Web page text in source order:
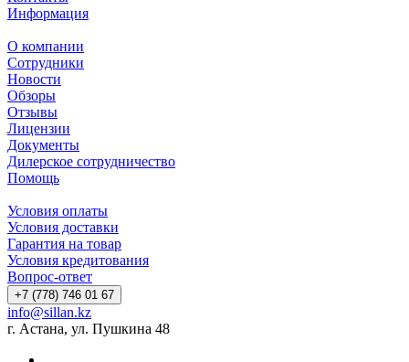
Информация
О компании
Сотрудники
Новости
Обзоры
Отзывы
Лицензии
Документы
Дилерское сотрудничество
Помощь
Условия оплаты
Условия доставки
Гарантия на товар
Условия кредитования
Вопрос-ответ
+7 (778) 746 01 67
info@sillan.kz
г. Астана, ул. Пушкина 48